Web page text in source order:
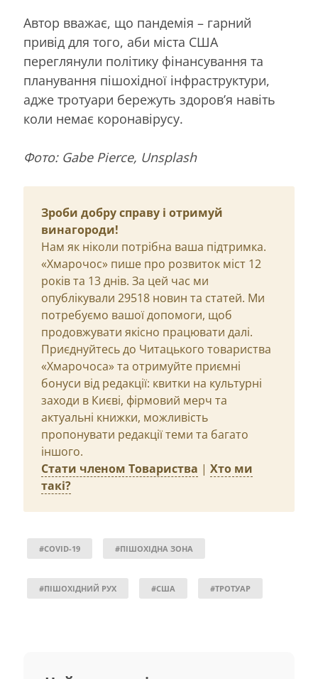
Автор вважає, що пандемія – гарний
привід для того, аби міста США
переглянули політику фінансування та
планування пішохідної інфраструктури,
адже тротуари бережуть здоров’я навіть
коли немає коронавірусу.
Фото: Gabe Pierce, Unsplash
Зроби добру справу і отримуй
винагороди!
Нам як ніколи потрібна ваша підтримка.
«Хмарочос» пише про розвиток міст 12
років та 13 днів. За цей час ми
опублікували 29518 новин та статей. Ми
потребуємо вашої допомоги, щоб
продовжувати якісно працювати далі.
Приєднуйтесь до Читацького товариства
«Хмарочоса» та отримуйте приємні
бонуси від редакції: квитки на культурні
заходи в Києві, фірмовий мерч та
актуальні книжки, можливість
пропонувати редакції теми та багато
іншого.
Стати членом Товариства | Хто ми
такі?
#COVID-19 #ПІШОХІДНА ЗОНА
#ПІШОХІДНИЙ РУХ #США #ТРОТУАР